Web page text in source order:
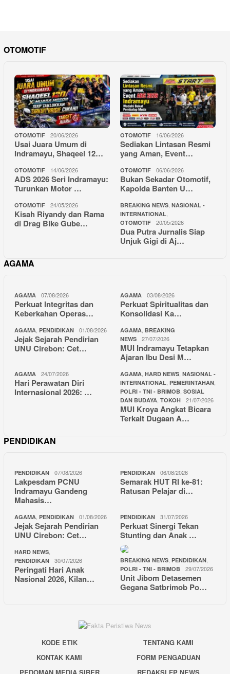
OTOMOTIF
OTOMOTIF 20/06/2026
Usai Juara Umum di
Indramayu, Shaqeel 12…
OTOMOTIF 16/06/2026
Sediakan Lintasan Resmi
yang Aman, Event…
OTOMOTIF 14/06/2026
ADS 2026 Seri Indramayu:
Turunkan Motor …
OTOMOTIF 06/06/2026
Bukan Sekadar Otomotif,
Kapolda Banten U…
OTOMOTIF 24/05/2026
Kisah Riyandy dan Rama
di Drag Bike Gube…
BREAKING NEWS NASIONAL -
INTERNATIONAL
OTOMOTIF 20/05/2026
Dua Putra Jurnalis Siap
Unjuk Gigi di Aj…
AGAMA
AGAMA 07/08/2026
Perkuat Integritas dan
Keberkahan Operas…
AGAMA 03/08/2026
Perkuat Spiritualitas dan
Konsolidasi Ka…
AGAMA PENDIDIKAN 01/08/2026
Jejak Sejarah Pendirian
UNU Cirebon: Cet…
AGAMA BREAKING
NEWS
27/07/2026
MUI Indramayu Tetapkan
Ajaran Ibu Desi M…
AGAMA 24/07/2026
Hari Perawatan Diri
Internasional 2026: …
AGAMA HARD NEWS NASIONAL -
INTERNATIONAL PEMERINTAHAN
POLRI - TNI - BRIMOB SOSIAL
DAN BUDAYA TOKOH 21/07/2026
MUI Kroya Angkat Bicara
Terkait Dugaan A…
PENDIDIKAN
PENDIDIKAN 07/08/2026
Lakpesdam PCNU
Indramayu Gandeng
Mahasis…
PENDIDIKAN 06/08/2026
Semarak HUT RI ke-81:
Ratusan Pelajar di…
AGAMA PENDIDIKAN 01/08/2026
Jejak Sejarah Pendirian
UNU Cirebon: Cet…
PENDIDIKAN 31/07/2026
Perkuat Sinergi Tekan
Stunting dan Anak …
HARD NEWS
PENDIDIKAN 30/07/2026
Peringati Hari Anak
Nasional 2026, Kilan…
BREAKING NEWS PENDIDIKAN
POLRI - TNI - BRIMOB 29/07/2026
Unit Jibom Detasemen
Gegana Satbrimob Po…
KODE ETIK
TENTANG KAMI
KONTAK KAMI
FORM PENGADUAN